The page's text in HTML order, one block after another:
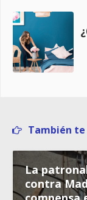
También
La
contra